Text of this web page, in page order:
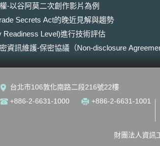
。然
國家所
相比於
故EC決
，交換
問題。
回報，
估危機
立了歐盟
產業與
-以谷阿莫二次創作影片為例
Secrets Act的晚近見解與趨勢
Readiness Level)進行技術評估
資訊維護-保密協議（Non-disclosure
台北市106敦化南路二段216號22樓
+886-2-6631-1000
+886-2-6631-1001
財團法人資